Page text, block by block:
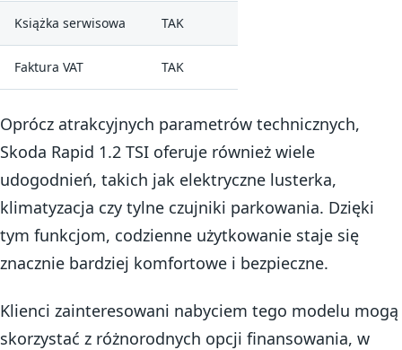
Książka serwisowa TAK
Faktura VAT TAK
Oprócz atrakcyjnych parametrów technicznych,
Skoda Rapid 1.2 TSI oferuje również wiele
udogodnień, takich jak elektryczne lusterka,
klimatyzacja czy tylne czujniki parkowania. Dzięki
tym funkcjom, codzienne użytkowanie staje się
znacznie bardziej komfortowe i bezpieczne.
Klienci zainteresowani nabyciem tego modelu mogą
skorzystać z różnorodnych opcji finansowania, w